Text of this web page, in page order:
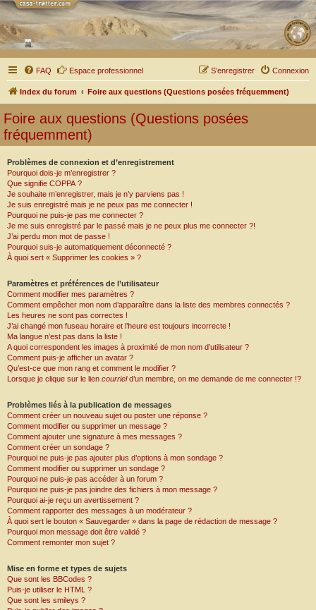
FAQ Espace professionnel Connexion
S’enregistrer
Index du forum Foire aux questions (Questions posées fréquemment)
Foire aux questions (Questions posées
fréquemment)
Problèmes de connexion et d’enregistrement
Pourquoi dois-je m’enregistrer ?
Que signifie COPPA ?
Je souhaite m’enregistrer, mais je n’y parviens pas !
Je suis enregistré mais je ne peux pas me connecter !
Pourquoi ne puis-je pas me connecter ?
Je me suis enregistré par le passé mais je ne peux plus me connecter ?!
J’ai perdu mon mot de passe !
Pourquoi suis-je automatiquement déconnecté ?
À quoi sert « Supprimer les cookies » ?
Paramètres et préférences de l’utilisateur
Comment modifier mes paramètres ?
Comment empêcher mon nom d’apparaître dans la liste des membres connectés ?
Les heures ne sont pas correctes !
J’ai changé mon fuseau horaire et l’heure est toujours incorrecte !
Ma langue n’est pas dans la liste !
A quoi correspondent les images à proximité de mon nom d’utilisateur ?
Comment puis-je afficher un avatar ?
Qu’est-ce que mon rang et comment le modifier ?
Lorsque je clique sur le lien courrield’un membre, on me demande de me connecter !?
Problèmes liés à la publication de messages
Comment créer un nouveau sujet ou poster une réponse ?
Comment modifier ou supprimer un message ?
Comment ajouter une signature à mes messages ?
Comment créer un sondage ?
Pourquoi ne puis-je pas ajouter plus d’options à mon sondage ?
Comment modifier ou supprimer un sondage ?
Pourquoi ne puis-je pas accéder à un forum ?
Pourquoi ne puis-je pas joindre des fichiers à mon message ?
Pourquoi ai-je reçu un avertissement ?
Comment rapporter des messages à un modérateur ?
À quoi sert le bouton « Sauvegarder » dans la page de rédaction de message ?
Pourquoi mon message doit être validé ?
Comment remonter mon sujet ?
Mise en forme et types de sujets
Que sont les BBCodes ?
Puis-je utiliser le HTML ?
Que sont les smileys ?